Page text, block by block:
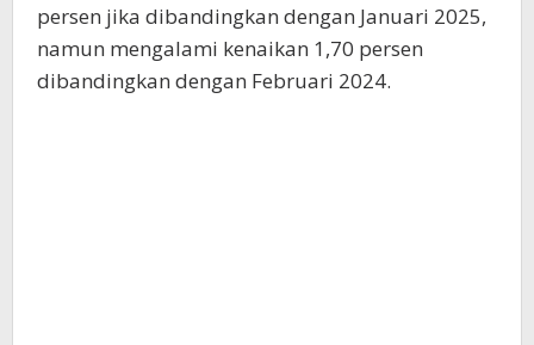
persen jika dibandingkan dengan Januari 2025,
namun mengalami kenaikan 1,70 persen
dibandingkan dengan Februari 2024.